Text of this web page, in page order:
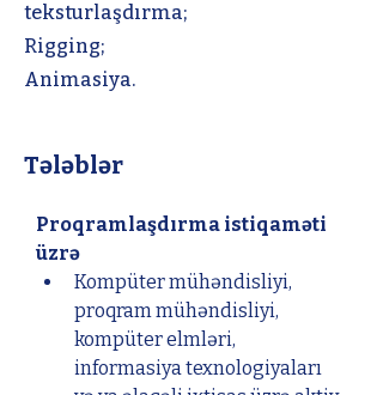
teksturlaşdırma;
Rigging;
Animasiya.
Tələblər
Proqramlaşdırma istiqaməti
üzrə
Kompüter mühəndisliyi,
proqram mühəndisliyi,
kompüter elmləri,
informasiya texnologiyaları